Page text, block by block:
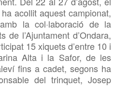
acollit aquest campionat,
la col·laboració de la
de l’Ajuntament d’Ondara,
15 xiquets d’entre 10 i
Alta i la Safor, de les
fins a cadet, segons ha
del trinquet, Josep